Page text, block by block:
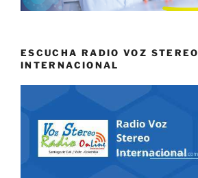
ESCUCHA RADIO VOZ STEREO
INTERNACIONAL